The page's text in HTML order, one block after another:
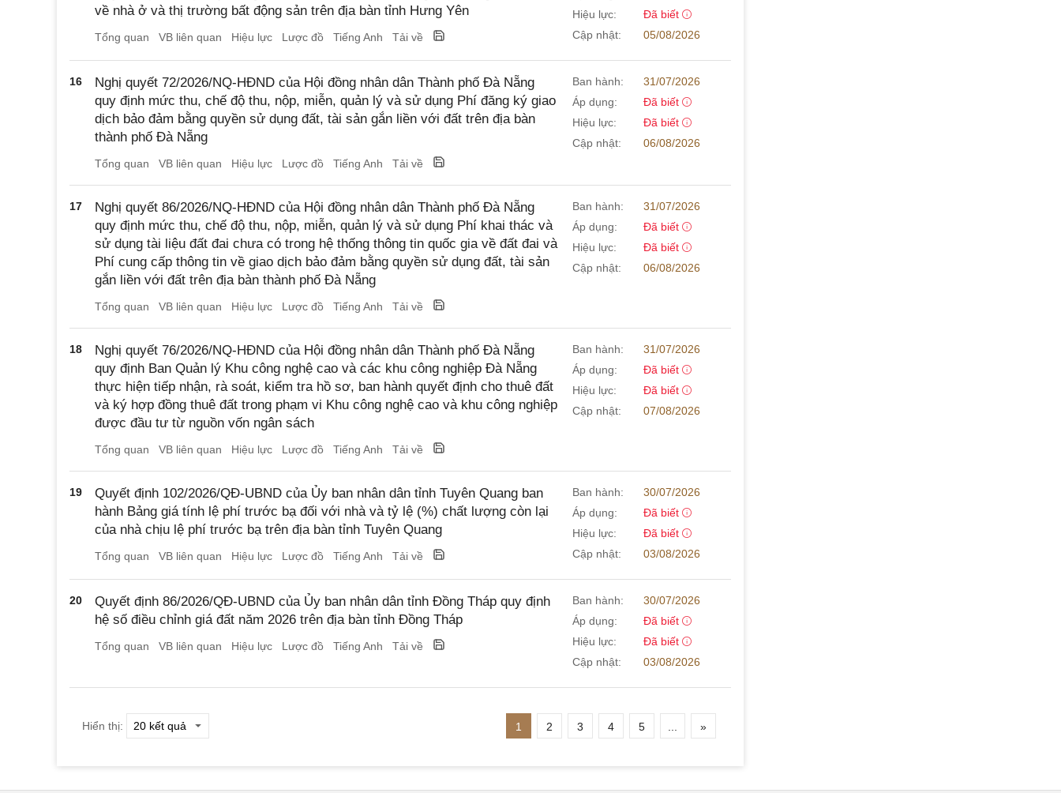
về nhà ở và thị trường bất động sản trên địa bàn tỉnh Hưng Yên
Tổng quan VB liên quan Hiệu lực Lược đồ Tiếng Anh Tải về
Hiệu lực:
Đã biết
Cập nhật:
05/08/2026
16
Nghị quyết 72/2026/NQ-HĐND của Hội đồng nhân dân Thành phố Đà Nẵng
quy định mức thu, chế độ thu, nộp, miễn, quản lý và sử dụng Phí đăng ký giao
dịch bảo đảm bằng quyền sử dụng đất, tài sản gắn liền với đất trên địa bàn
thành phố Đà Nẵng
Tổng quan VB liên quan Hiệu lực Lược đồ Tiếng Anh Tải về
Ban hành:
31/07/2026
Áp dụng:
Đã biết
Hiệu lực:
Đã biết
Cập nhật:
06/08/2026
17
Nghị quyết 86/2026/NQ-HĐND của Hội đồng nhân dân Thành phố Đà Nẵng
quy định mức thu, chế độ thu, nộp, miễn, quản lý và sử dụng Phí khai thác và
sử dụng tài liệu đất đai chưa có trong hệ thống thông tin quốc gia về đất đai và
Phí cung cấp thông tin về giao dịch bảo đảm bằng quyền sử dụng đất, tài sản
gắn liền với đất trên địa bàn thành phố Đà Nẵng
Tổng quan VB liên quan Hiệu lực Lược đồ Tiếng Anh Tải về
Ban hành:
31/07/2026
Áp dụng:
Đã biết
Hiệu lực:
Đã biết
Cập nhật:
06/08/2026
18
Nghị quyết 76/2026/NQ-HĐND của Hội đồng nhân dân Thành phố Đà Nẵng
quy định Ban Quản lý Khu công nghệ cao và các khu công nghiệp Đà Nẵng
thực hiện tiếp nhận, rà soát, kiểm tra hồ sơ, ban hành quyết định cho thuê đất
và ký hợp đồng thuê đất trong phạm vi Khu công nghệ cao và khu công nghiệp
được đầu tư từ nguồn vốn ngân sách
Tổng quan VB liên quan Hiệu lực Lược đồ Tiếng Anh Tải về
Ban hành:
31/07/2026
Áp dụng:
Đã biết
Hiệu lực:
Đã biết
Cập nhật:
07/08/2026
19
Quyết định 102/2026/QĐ-UBND của Ủy ban nhân dân tỉnh Tuyên Quang ban
hành Bảng giá tính lệ phí trước bạ đối với nhà và tỷ lệ (%) chất lượng còn lại
của nhà chịu lệ phí trước bạ trên địa bàn tỉnh Tuyên Quang
Tổng quan VB liên quan Hiệu lực Lược đồ Tiếng Anh Tải về
Ban hành:
30/07/2026
Áp dụng:
Đã biết
Hiệu lực:
Đã biết
Cập nhật:
03/08/2026
20
Quyết định 86/2026/QĐ-UBND của Ủy ban nhân dân tỉnh Đồng Tháp quy định
hệ số điều chỉnh giá đất năm 2026 trên địa bàn tỉnh Đồng Tháp
Tổng quan VB liên quan Hiệu lực Lược đồ Tiếng Anh Tải về
Ban hành:
30/07/2026
Áp dụng:
Đã biết
Hiệu lực:
Đã biết
Cập nhật:
03/08/2026
Hiển thị: 1 2 3 4 5 »